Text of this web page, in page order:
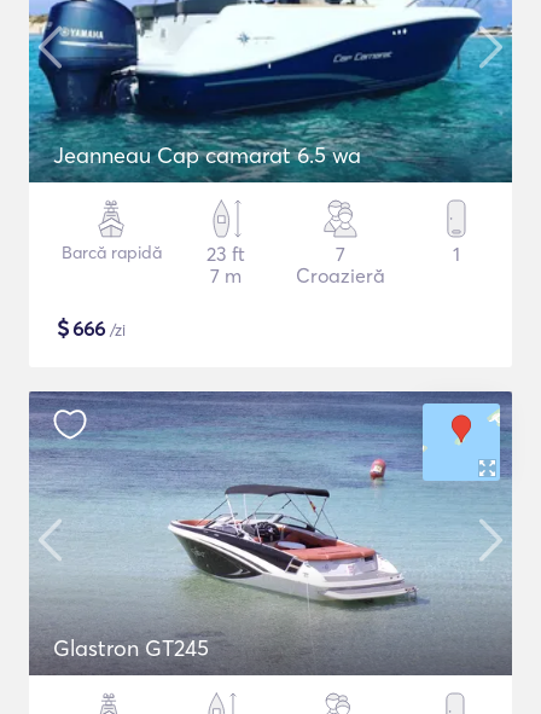
Jeanneau Cap camarat 6.5 wa
Barcă rapidă
23 ft
7 m
7
Croazieră
1
$666 /zi
Glastron GT245